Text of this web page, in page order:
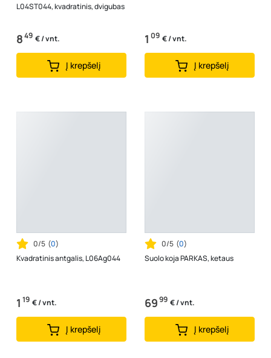
L04ST044, kvadratinis, dvigubas
849 € / vnt.
Į krepšelį
1 09 € / vnt.
Į krepšelį
0/5 (0)
Kvadratinis antgalis, L06Ag044
1 19 € / vnt.
Į krepšelį
0/5 (0)
Suolo koja PARKAS, ketaus
6999 € / vnt.
Į krepšelį